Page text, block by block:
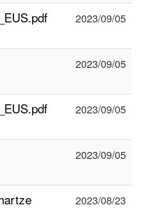
2023/09/05
2023/09/05
2023/09/05
2023/09/05
2023/08/23